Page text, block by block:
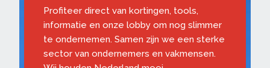
Profiteer direct van kortingen, tools,
informatie en onze lobby om nog slimmer
te ondernemen. Samen zijn we een sterke
sector van ondernemers en vakmensen.